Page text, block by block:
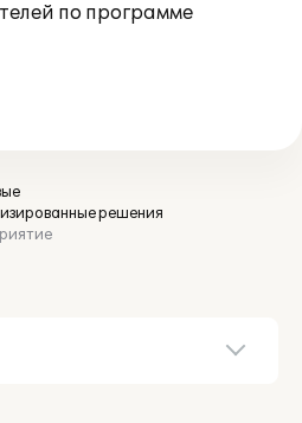
по программе
решения